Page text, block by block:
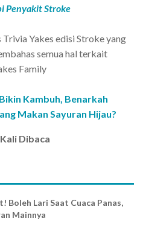
Penyakit Stroke
Trivia Yakes edisi Stroke yang
semua hal terkait
Family
Kambuh, Benarkah
Makan Sayuran Hijau?
Dibaca
Boleh Lari Saat Cuaca Panas,
Mainnya